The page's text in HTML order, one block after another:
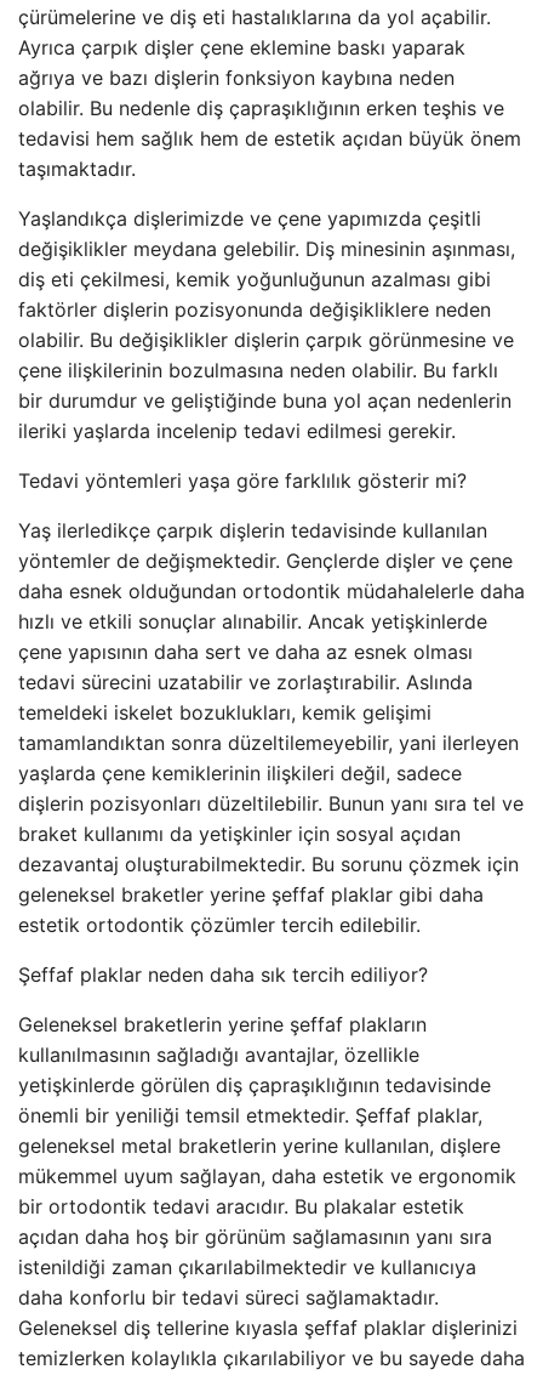
çürümelerine ve diş eti hastalıklarına da yol açabilir.
Ayrıca çarpık dişler çene eklemine baskı yaparak
ağrıya ve bazı dişlerin fonksiyon kaybına neden
olabilir. Bu nedenle diş çapraşıklığının erken teşhis ve
tedavisi hem sağlık hem de estetik açıdan büyük önem
taşımaktadır.
Yaşlandıkça dişlerimizde ve çene yapımızda çeşitli
değişiklikler meydana gelebilir. Diş minesinin aşınması,
diş eti çekilmesi, kemik yoğunluğunun azalması gibi
faktörler dişlerin pozisyonunda değişikliklere neden
olabilir. Bu değişiklikler dişlerin çarpık görünmesine ve
çene ilişkilerinin bozulmasına neden olabilir. Bu farklı
bir durumdur ve geliştiğinde buna yol açan nedenlerin
ileriki yaşlarda incelenip tedavi edilmesi gerekir.
Tedavi yöntemleri yaşa göre farklılık gösterir mi?
Yaş ilerledikçe çarpık dişlerin tedavisinde kullanılan
yöntemler de değişmektedir. Gençlerde dişler ve çene
daha esnek olduğundan ortodontik müdahalelerle daha
hızlı ve etkili sonuçlar alınabilir. Ancak yetişkinlerde
çene yapısının daha sert ve daha az esnek olması
tedavi sürecini uzatabilir ve zorlaştırabilir. Aslında
temeldeki iskelet bozuklukları, kemik gelişimi
tamamlandıktan sonra düzeltilemeyebilir, yani ilerleyen
yaşlarda çene kemiklerinin ilişkileri değil, sadece
dişlerin pozisyonları düzeltilebilir. Bunun yanı sıra tel ve
braket kullanımı da yetişkinler için sosyal açıdan
dezavantaj oluşturabilmektedir. Bu sorunu çözmek için
geleneksel braketler yerine şeffaf plaklar gibi daha
estetik ortodontik çözümler tercih edilebilir.
Şeffaf plaklar neden daha sık tercih ediliyor?
Geleneksel braketlerin yerine şeffaf plakların
kullanılmasının sağladığı avantajlar, özellikle
yetişkinlerde görülen diş çapraşıklığının tedavisinde
önemli bir yeniliği temsil etmektedir. Şeffaf plaklar,
geleneksel metal braketlerin yerine kullanılan, dişlere
mükemmel uyum sağlayan, daha estetik ve ergonomik
bir ortodontik tedavi aracıdır. Bu plakalar estetik
açıdan daha hoş bir görünüm sağlamasının yanı sıra
istenildiği zaman çıkarılabilmektedir ve kullanıcıya
daha konforlu bir tedavi süreci sağlamaktadır.
Geleneksel diş tellerine kıyasla şeffaf plaklar dişlerinizi
temizlerken kolaylıkla çıkarılabiliyor ve bu sayede daha